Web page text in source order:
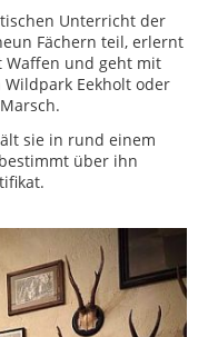
Unterricht der
Fächern teil, erlernt
Waffen und geht mit
Eekholt oder
sie in rund einem
über ihn